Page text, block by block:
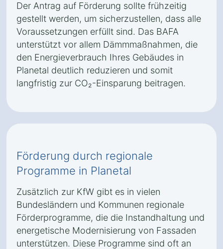
Der Antrag auf Förderung sollte frühzeitig
gestellt werden, um sicherzustellen, dass alle
Voraussetzungen erfüllt sind. Das BAFA
unterstützt vor allem Dämmmaßnahmen, die
den Energieverbrauch Ihres Gebäudes in
Planetal deutlich reduzieren und somit
langfristig zur CO₂-Einsparung beitragen.
Förderung durch regionale
Programme in Planetal
Zusätzlich zur KfW gibt es in vielen
Bundesländern und Kommunen regionale
Förderprogramme, die die Instandhaltung und
energetische Modernisierung von Fassaden
unterstützen. Diese Programme sind oft an